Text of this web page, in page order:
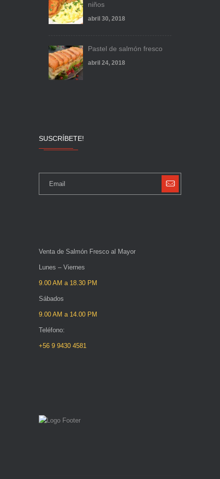
niños
abril 30, 2018
Pastel de salmón fresco
abril 24, 2018
SUSCRÍBETE!
Venta de Salmón Fresco al Mayor
Lunes – Viernes
9.00 AM a 18.30 PM
Sábados
9.00 AM a 14.00 PM
Teléfono:
+56 9 9430 4581